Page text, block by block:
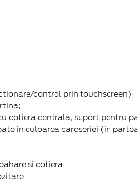
control prin touchscreen)
cotiera centrala, suport pentru
in culoarea caroseriei (in
si cotiera